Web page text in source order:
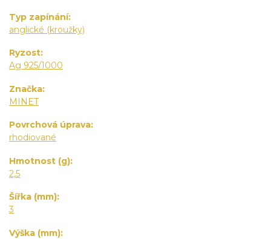
Typ zapínání
anglické (kroužky)
Ryzost
Ag 925/1000
Značka
MINET
Povrchová úprava
rhodiované
Hmotnost (g)
2,5
Šířka (mm)
3
Výška (mm)